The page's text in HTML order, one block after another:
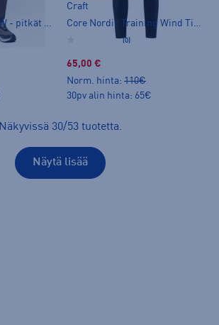
Craft
(0)
65,00 €
Norm. hinta: 110€
30pv alin hinta: 65€
Näkyvissä 30/53 tuotetta.
Näytä lisää